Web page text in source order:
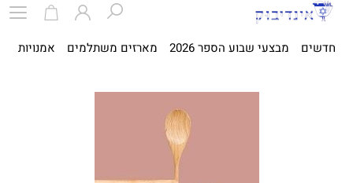
חדשים מבצעי שבוע הספר 2026 מארזים משתלמים אמנויות